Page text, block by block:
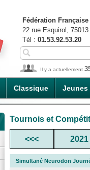
Classique Jeunes
Fédération
22 rue Esquirol,
Tél : 01.53.92.53.20
Il y a actuellement
Tournois et
<<< 2021
Simultané Neurodon